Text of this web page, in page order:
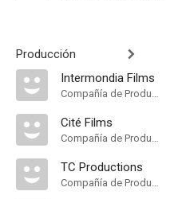
Producción
Intermondia Films
Compañía de Produccion
Cité Films
Compañía de Produccion
TC Productions
Compañía de Produccion